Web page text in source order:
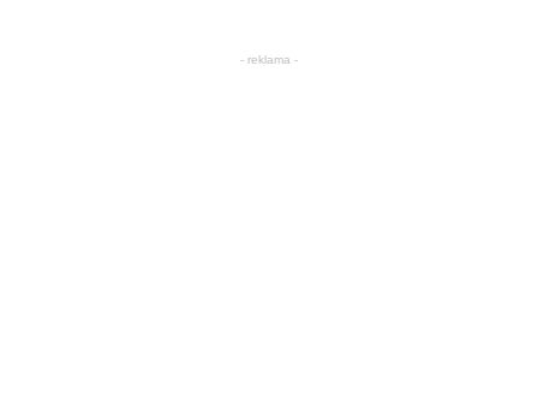
- reklama -